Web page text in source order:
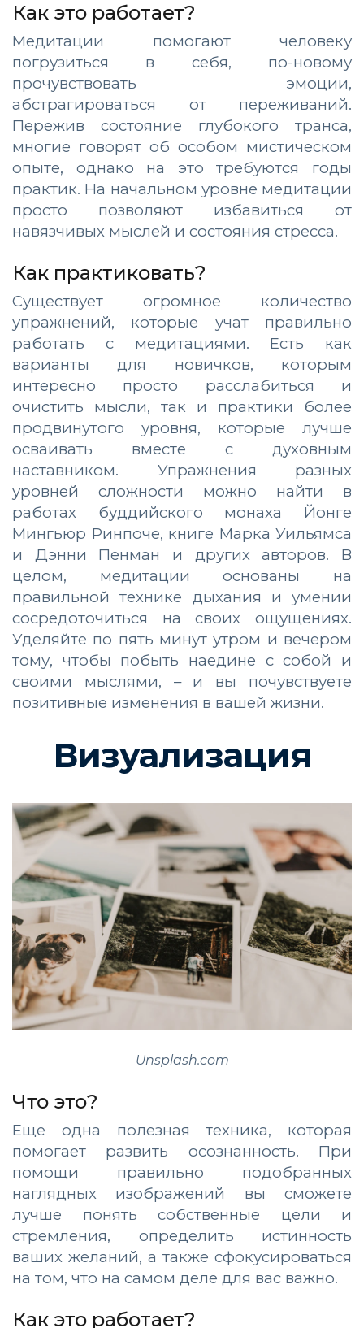
Как это работает?
Медитации помогают человеку
погрузиться в себя, по-новому
прочувствовать эмоции,
абстрагироваться от переживаний.
Пережив состояние глубокого транса,
многие говорят об особом мистическом
опыте, однако на это требуются годы
практик. На начальном уровне медитации
просто позволяют избавиться от
навязчивых мыслей и состояния стресса.
Как практиковать?
Существует огромное количество
упражнений, которые учат правильно
работать с медитациями. Есть как
варианты для новичков, которым
интересно просто расслабиться и
очистить мысли, так и практики более
продвинутого уровня, которые лучше
осваивать вместе с духовным
наставником. Упражнения разных
уровней сложности можно найти в
работах буддийского монаха Йонге
Мингьюр Ринпоче, книге Марка Уильямса
и Дэнни Пенман и других авторов. В
целом, медитации основаны на
правильной технике дыхания и умении
сосредоточиться на своих ощущениях.
Уделяйте по пять минут утром и вечером
тому, чтобы побыть наедине с собой и
своими мыслями, – и вы почувствуете
позитивные изменения в вашей жизни.
Визуализация
Unsplash.com
Что это?
Еще одна полезная техника, которая
помогает развить осознанность. При
помощи правильно подобранных
наглядных изображений вы сможете
лучше понять собственные цели и
стремления, определить истинность
ваших желаний, а также сфокусироваться
на том, что на самом деле для вас важно.
Как это работает?